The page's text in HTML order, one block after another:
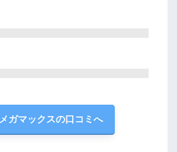
メガマックスの口コミへ